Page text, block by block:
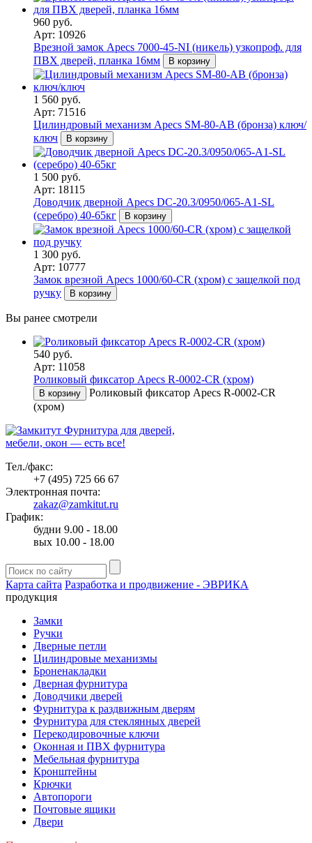
960 руб.
Арт: 10926
Врезной замок Apecs 7000-45-NI (никель) узкопроф. для
ПВХ дверей, планка 16мм
В корзину
1 560 руб.
Арт: 71516
Цилиндровый механизм Apecs SM-80-AB (бронза) ключ/
ключ
В корзину
1 500 руб.
Арт: 18115
Доводчик дверной Apecs DC-20.3/0950/065-A1-SL
(серебро) 40-65кг
В корзину
1 300 руб.
Арт: 10777
Замок врезной Apecs 1000/60-CR (хром) с защелкой под
ручку
В корзину
Вы ранее смотрели
540 руб.
Арт: 11058
Роликовый фиксатор Apecs R-0002-CR (хром)
В корзину
Роликовый фиксатор Apecs R-0002-CR
(хром)
Фурнитура для дверей,
мебели, окон — есть все!
Тел./факс:
+7 (495) 725 66 67
Электронная почта:
zakaz@zamkitut.ru
График:
будни 9.00 - 18.00
вых 10.00 - 18.00
Карта сайта Разработка и продвижение - ЭВРИКА
продукция
Замки
Ручки
Дверные петли
Цилиндровые механизмы
Броненакладки
Дверная фурнитура
Доводчики дверей
Фурнитура к раздвижным дверям
Фурнитура для стеклянных дверей
Перекодировочные ключи
Оконная и ПВХ фурнитура
Мебельная фурнитура
Кронштейны
Крючки
Автопороги
Почтовые ящики
Двери